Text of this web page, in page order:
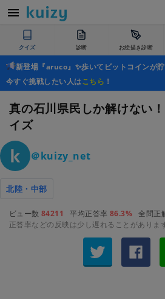
クイズ 診断 お絵描き診断
新登場『aruco』✨歩いてビットコインが
今すぐ挑戦したい人はこちら ！
真の石川県民しか解けない
イズ
＠kuizy_net
北陸・中部
ビュー数 84211 平均正答率 86.3% 全問正
正答率などの反映は少し遅れることがあります